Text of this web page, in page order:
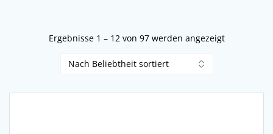
Ergebnisse 1 – 12 von 97 werden angezeigtNach